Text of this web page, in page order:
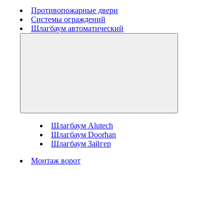
Противопожарные двери
Системы ограждений
Шлагбаум автоматический
Шлагбаум Alutech
Шлагбаум Doorhan
Шлагбаум Зайгер
Монтаж ворот